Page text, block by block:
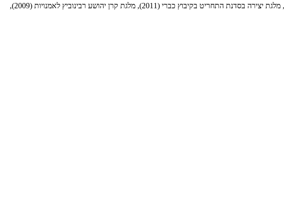
זכתה במספר מלגות ופרסים – מלגת שהות אמן ב-MuseumsQuartier, וינה (2014), מלגת יצירה בסדנת ההדפס בירושלים (2012), מלגת יצירה בסדנת התחריט בקיבוץ כברי (2011), מלגת קרן יהושע רבינוביץ לאמנויות (2009),